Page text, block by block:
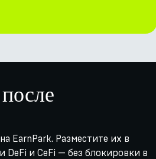
EarnPark. Разместите их в
DeFi и CeFi — без блокировки в